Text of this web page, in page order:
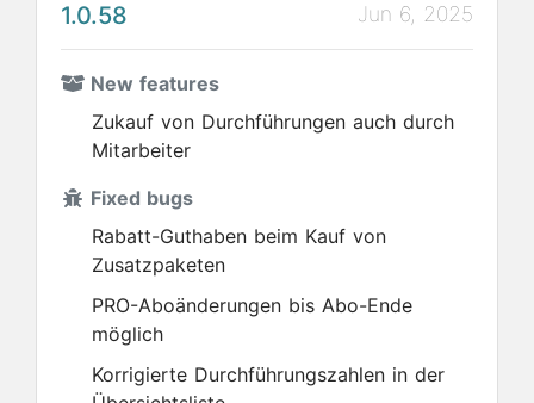
1.0.58 Jun 6, 2025
New features
Zukauf von Durchführungen auch durch
Mitarbeiter
Fixed bugs
Rabatt-Guthaben beim Kauf von
Zusatzpaketen
PRO-Aboänderungen bis Abo-Ende
möglich
Korrigierte Durchführungszahlen in der